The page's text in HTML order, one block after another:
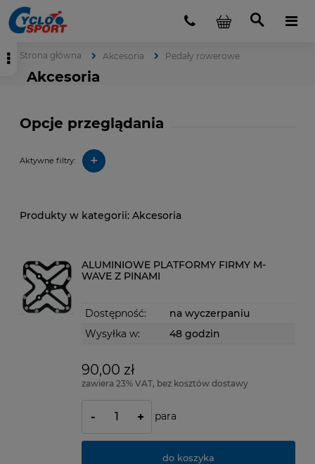
Strona główna Akcesoria Pedały rowerowe
Akcesoria
Opcje przeglądania
Aktywne filtry: +
Akcesoria
ALUMINIOWE PLATFORMY FIRMY M-
WAVE Z PINAMI
Dostępność:
na wyczerpaniu
Wysyłka w:
48 godzin
90,00 zł
zawiera 23% VAT, bez kosztów dostawy
- + para
do koszyka